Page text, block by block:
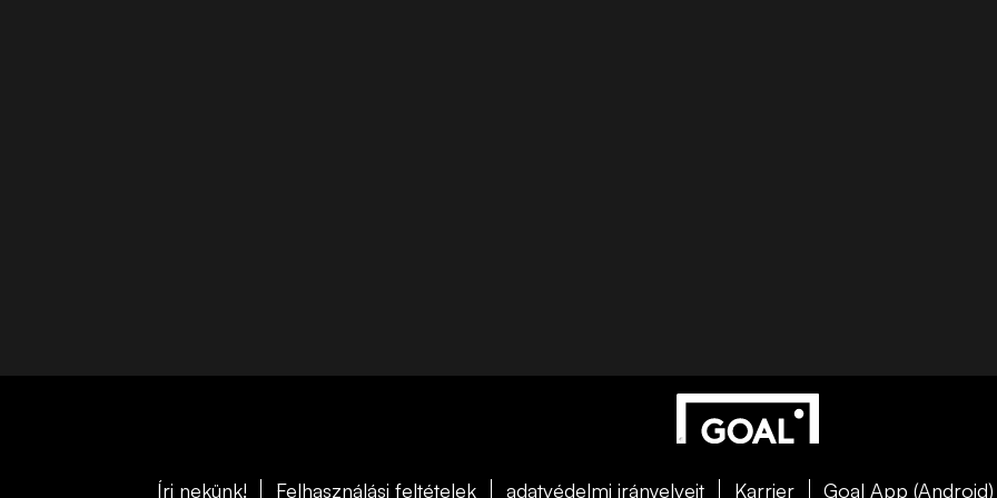
Írj nekünk! Felhasználási feltételek adatvédelmi irányelveit Karrier Goal App (Android)